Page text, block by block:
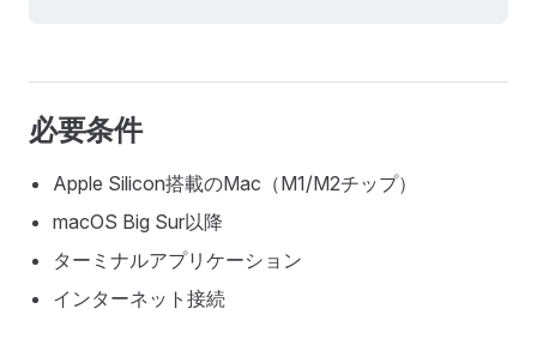
必要条件
Apple Silicon搭載のMac（M1/M2チップ）
macOS Big Sur以降
ターミナルアプリケーション
インターネット接続